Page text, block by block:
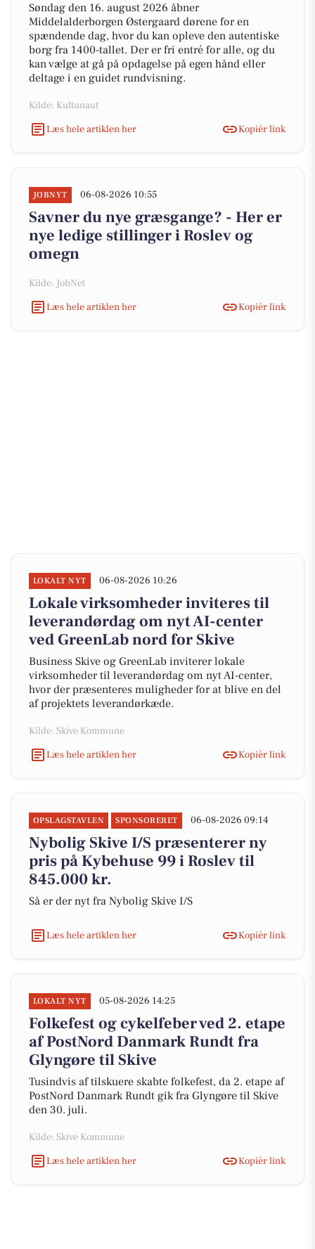
Søndag den 16. august 2026 åbner
Middelalderborgen Østergaard dørene for en
spændende dag, hvor du kan opleve den autentiske
borg fra 1400-tallet. Der er fri entré for alle, og du
kan vælge at gå på opdagelse på egen hånd eller
deltage i en guidet rundvisning.
Kilde: Kultunaut
Læs hele artiklen her
Kopiér link
JOBNYT 06-08-2026 10:55
Savner du nye græsgange? - Her er
nye ledige stillinger i Roslev og
omegn
Kilde: JobNet
Læs hele artiklen her
Kopiér link
LOKALT NYT 06-08-2026 10:26
Lokale virksomheder inviteres til
leverandørdag om nyt AI-center
ved GreenLab nord for Skive
Business Skive og GreenLab inviterer lokale
virksomheder til leverandørdag om nyt AI-center,
hvor der præsenteres muligheder for at blive en del
af projektets leverandørkæde.
Kilde: Skive Kommune
Læs hele artiklen her
Kopiér link
OPSLAGSTAVLEN SPONSORERET 06-08-2026 09:14
Nybolig Skive I/S præsenterer ny
pris på Kybehuse 99 i Roslev til
845.000 kr.
Så er der nyt fra Nybolig Skive I/S
Læs hele artiklen her Kopiér link
LOKALT NYT 05-08-2026 14:25
Folkefest og cykelfeber ved 2. etape
af PostNord Danmark Rundt fra
Glyngøre til Skive
Tusindvis af tilskuere skabte folkefest, da 2. etape af
PostNord Danmark Rundt gik fra Glyngøre til Skive
den 30. juli.
Kilde: Skive Kommune
Læs hele artiklen her
Kopiér link